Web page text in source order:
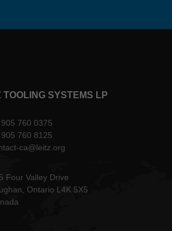
TOOLING SYSTEMS LP
905 760 0375
905 760 8125
ca@leitz.org
Four Valley Drive
Ontario L4K 5X5